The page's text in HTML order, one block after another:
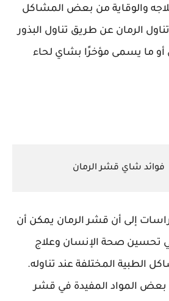
والوقاية من بعض المشاكل
الرمان عن طريق تناول البذور
أو ما يسمى مؤخرًا بشاي لحاء
فوائد شاي قشر الرمان
إلى أن قشر الرمان يمكن أن
تحسين صحة الإنسان وعلاج
الطبية المختلفة عند تناوله.
المواد المفيدة في قشر